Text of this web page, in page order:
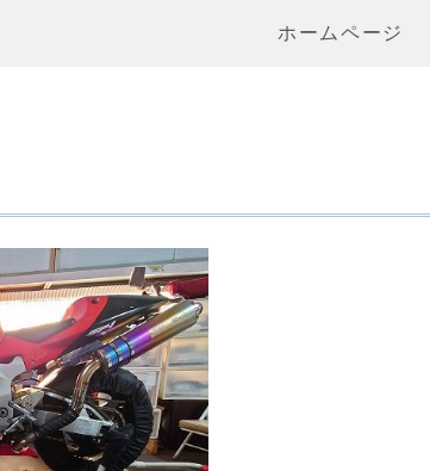
ホームページ